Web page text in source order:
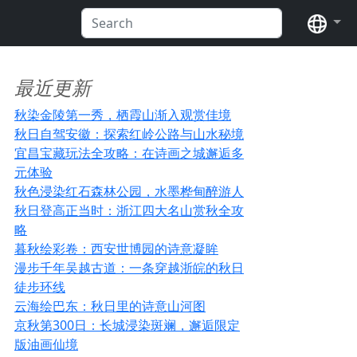
语
最近更新
秋染金陵第一秀，栖霞山渐入观赏佳境
秋日自驾安徽：探索红岭公路与山水秘境
宜昌宝藏玩法全攻略：在诗画之城邂逅多
元体验
秋色浸染红石森林公园，水墨桦甸醉游人
秋日登高正当时：浙江四大名山赏秋全攻
略
暮秋绘彩卷：西安世博园的诗意凝眸
漫步千年吴越古道：一条穿越浙皖的秋日
徒步环线
云海绘巴东：秋日里的诗意山河图
京秋第300日：长城浸染斑斓，邂逅限定
版油画仙境